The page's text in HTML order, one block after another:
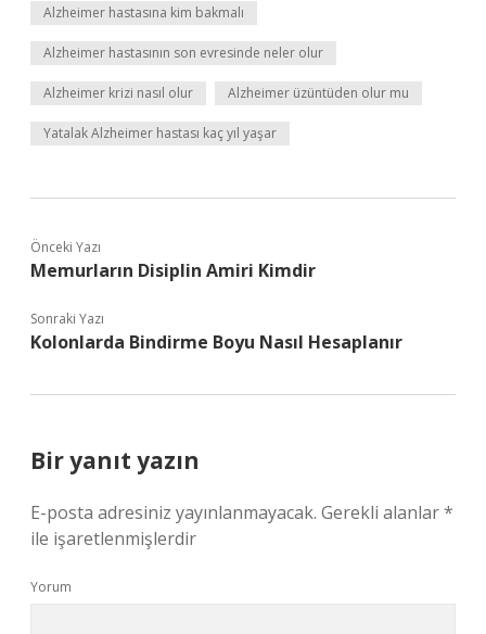
Alzheimer hastasına kim bakmalı
Alzheimer hastasının son evresinde neler olur
Alzheimer krizi nasıl olur Alzheimer üzüntüden olur mu
Yatalak Alzheimer hastası kaç yıl yaşar
Önceki Yazı
Memurların Disiplin Amiri Kimdir
Sonraki Yazı
Kolonlarda Bindirme Boyu Nasıl Hesaplanır
Bir yanıt yazın
E-posta adresiniz yayınlanmayacak. Gerekli alanlar*
ile işaretlenmişlerdir
Yorum